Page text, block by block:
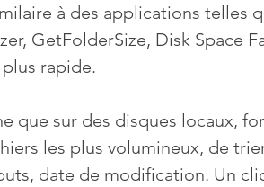
à des applications telles
GetFolderSize, Disk Space
rapide.
que sur des disques locaux,
les plus volumineux, de
date de modification. Un